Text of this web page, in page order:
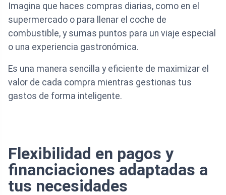
Imagina que haces compras diarias, como en el
supermercado o para llenar el coche de
combustible, y sumas puntos para un viaje especial
o una experiencia gastronómica.
Es una manera sencilla y eficiente de maximizar el
valor de cada compra mientras gestionas tus
gastos de forma inteligente.
Flexibilidad en pagos y
financiaciones adaptadas a
tus necesidades